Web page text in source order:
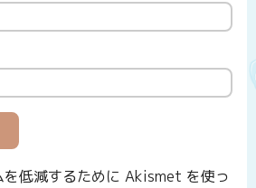
を低減するために Akismet を使っ